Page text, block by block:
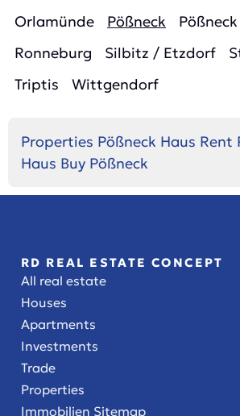
Orlamünde
Pößneck
Ronneburg
Silbitz / Etzdorf
Triptis
Wittgendorf
Properties Pößneck Haus Rent
Haus Buy Pößneck
RD REAL ESTATE CONCEPT
All real estate
Houses
Apartments
Investments
Trade
Properties
Immobilien Sitemap